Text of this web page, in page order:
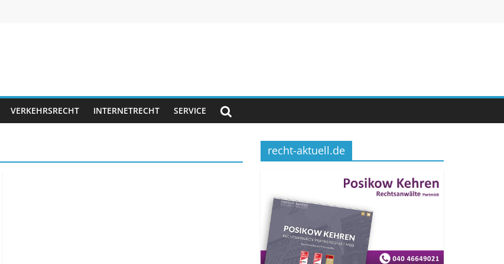
VERKEHRSRECHT INTERNETRECHT SERVICE
recht-aktuell.de